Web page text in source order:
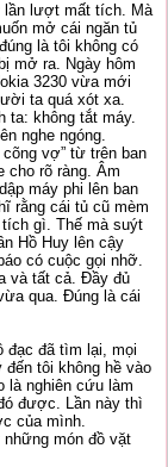
lần lượt mất tích. Mà
mở cái ngăn tủ
là tôi không có
mở ra. Ngày hôm
3230 vừa mới
ta quá xót xa.
ta: không tắt máy.
nghe ngóng.
vợ” từ trên ban
cho rõ ràng. Âm
máy phi lên ban
rằng cái tủ cũ mèm
tích gì. Thế mà suýt
Hồ Huy lên cậy
có cuộc gọi nhỡ.
và tất cả. Đầy đủ
qua. Đúng là cái
đạc đã tìm lại, mọi
tôi không hề vào
là nghiên cứu làm
được. Lần này thì
của mình.
món đồ vặt